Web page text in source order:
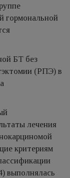
гормональной
БТ без
(РПЭ) в
лечения
критериям
выполнялась